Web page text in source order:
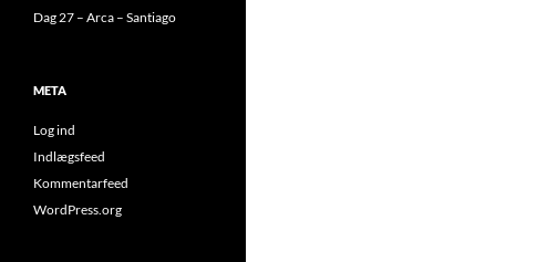
Dag 27 – Arca – Santiago
META
Log ind
Indlægsfeed
Kommentarfeed
WordPress.org